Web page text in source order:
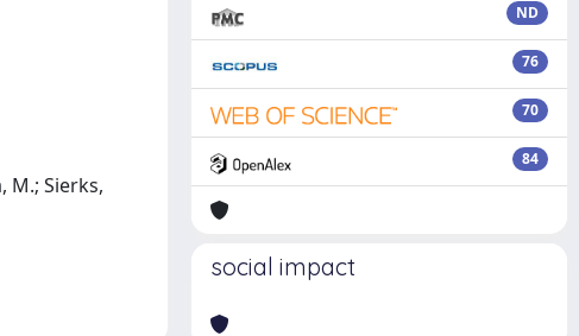
M.; Sierks,
ND
76
70
84
social impact